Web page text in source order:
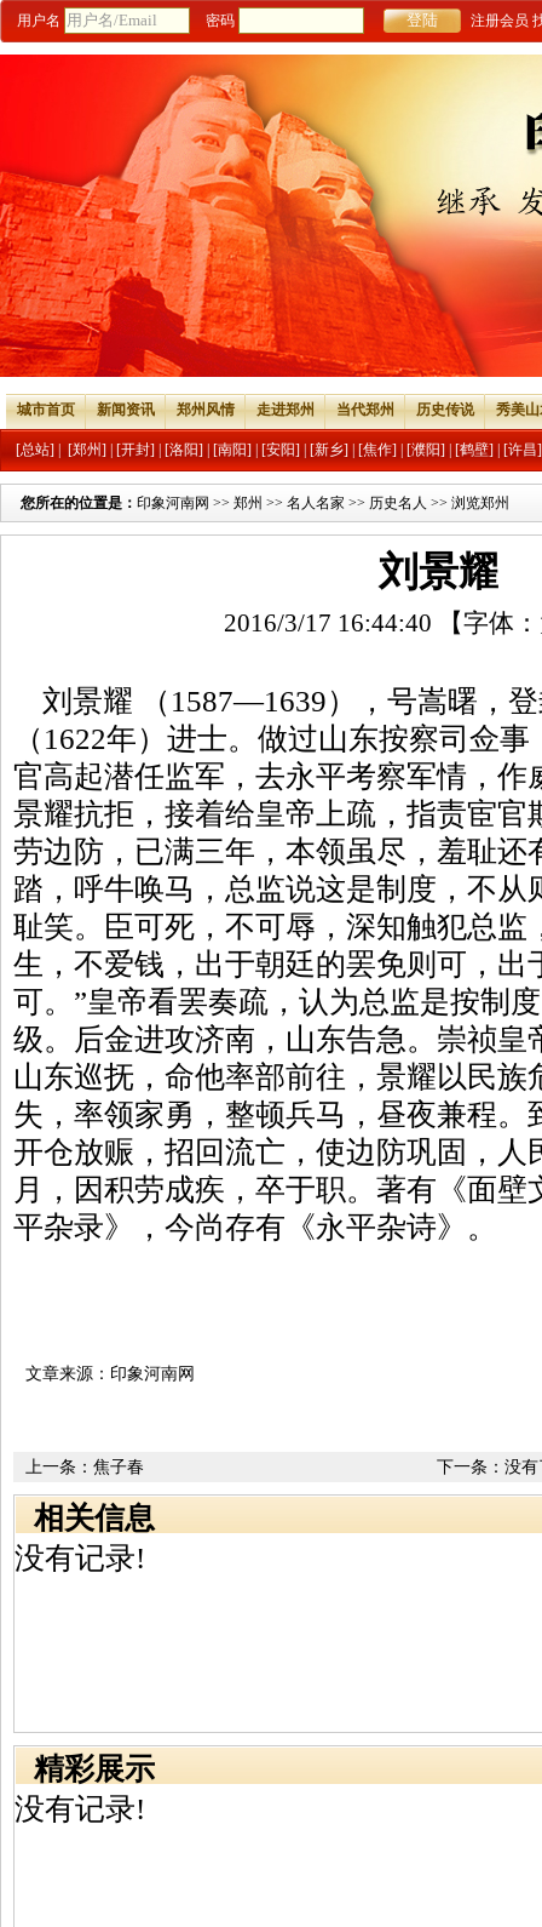
用户名 密码 注册会员
城市首页 新闻资讯 郑州风情 走进郑州 当代郑州 历史传说 秀美
[总站] [郑州] [开封] [洛阳] [南阳] [安阳] [新乡] [焦作] [濮阳] [鹤壁] [许昌]
您所在的位置是： 印象河南网 >> 郑州 >> 名人名家 >> 历史名人 >> 浏览郑州
刘景耀
2016/3/17 16:44:40 【字体：
刘景耀 （1587—1639），号嵩曙，
（1622年）进士。做过山东按察司佥
官高起潜任监军，去永平考察军情，作
景耀抗拒，接着给皇帝上疏，指责宦官
劳边防，已满三年，本领虽尽，羞耻还
踏，呼牛唤马，总监说这是制度，不从
耻笑。臣可死，不可辱，深知触犯总监
生，不爱钱，出于朝廷的罢免则可，出
可。”皇帝看罢奏疏，认为总监是按制
级。后金进攻济南，山东告急。崇祯皇
山东巡抚，命他率部前往，景耀以民族
失，率领家勇，整顿兵马，昼夜兼程。
开仓放赈，招回流亡，使边防巩固，人
月，因积劳成疾，卒于职。著有《面
平杂录》，今尚存有《永平杂诗》。
文章来源：印象河南网
下一条：没有
上一条： 焦子春
相关信息
没有记录!
精彩展示
没有记录!